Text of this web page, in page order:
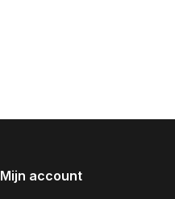
Mijn account